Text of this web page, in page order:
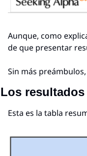
Aunque, como
de que presentar
Sin más
Los
Esta es la tabla